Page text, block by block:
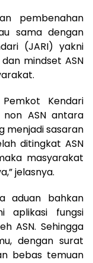
pembenahan
sama dengan
(JARI) yakni
mindset ASN
Kendari
ASN antara
menjadi sasaran
ditingkat ASN
masyarakat
jelasnya.
aduan bahkan
aplikasi fungsi
ASN. Sehingga
dengan surat
bebas temuan